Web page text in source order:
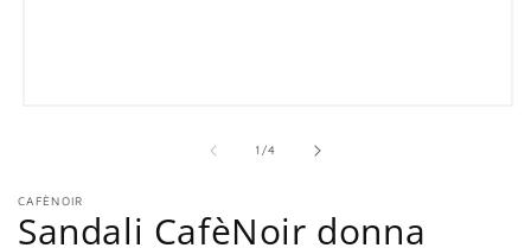
finestra
modale
1 /su
4
CAFÈNOIR
Sandali CafèNoir donna